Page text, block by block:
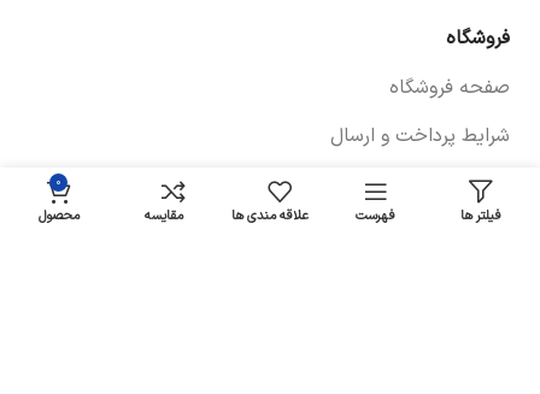
فروشگاه
صفحه فروشگاه
شرایط پرداخت و ارسال
سیاست های بازگشت کالا
پیگیری سفارش
فیلتر ها فهرست علاقه مندی ها مقایسه
۰
محصول